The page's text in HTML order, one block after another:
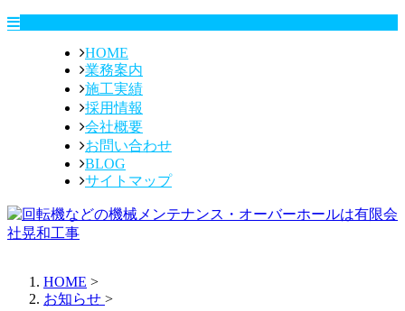
HOME
業務案内
施工実績
採用情報
会社概要
お問い合わせ
BLOG
サイトマップ
HOME >
お知らせ >